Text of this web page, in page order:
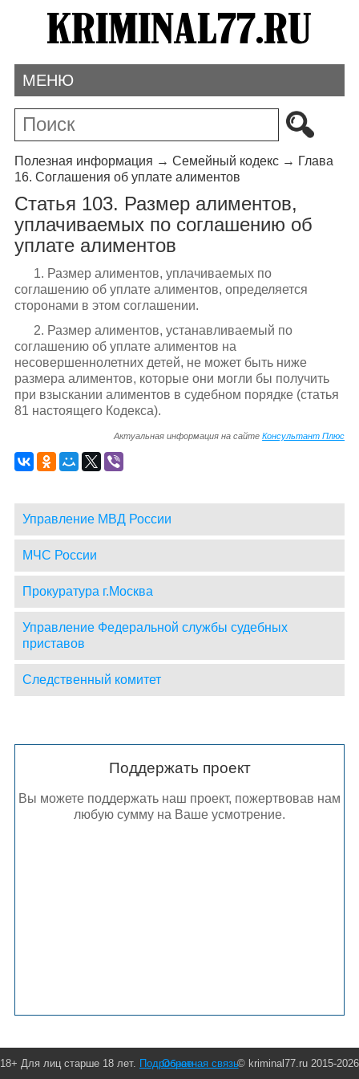
МЕНЮ
Полезная информация → Семейный кодекс→ Глава
16. Соглашения об уплате алиментов
Статья 103. Размер алиментов,
уплачиваемых по соглашению об
уплате алиментов
1. Размер алиментов, уплачиваемых по
соглашению об уплате алиментов, определяется
сторонами в этом соглашении.
2. Размер алиментов, устанавливаемый по
соглашению об уплате алиментов на
несовершеннолетних детей, не может быть ниже
размера алиментов, которые они могли бы получить
при взыскании алиментов в судебном порядке (статья
81 настоящего Кодекса).
Актуальная информация на сайтеКонсультант Плюс
Управление МВД России
МЧС России
Прокуратура г.Москва
Управление Федеральной службы судебных
приставов
Следственный комитет
Поддержать проект
Вы можете поддержать наш проект, пожертвовав нам
любую сумму на Ваше усмотрение.
18+ Для лиц старше 18 лет. Подробнее © kriminal77.ru 2015-2026
Обратная связь